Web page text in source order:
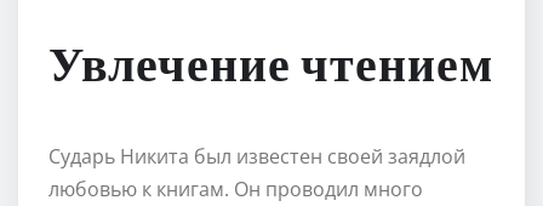
Увлечение чтением
Сударь Никита был известен своей заядлой
любовью к книгам. Он проводил много